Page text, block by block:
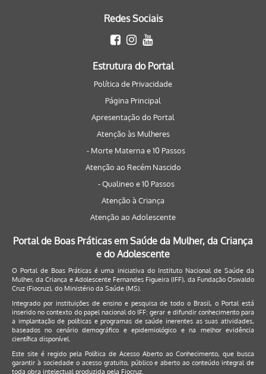
Redes Sociais
Estrutura do Portal
Política de Privacidade
Página Principal
Apresentação do Portal
Atenção às Mulheres
- Morte Materna e 10 Passos
Atenção ao Recém Nascido
- Qualineo e 10 Passos
Atenção à Criança
Atenção ao Adolescente
Portal de Boas Práticas em Saúde da Mulher, da Criança
e do Adolescente
O Portal de Boas Práticas é uma iniciativa do Instituto Nacional de Saúde da
Mulher, da Criança e Adolescente Fernandes Figueira (IFF), da Fundação Oswaldo
Cruz (Fiocruz), do Ministério da Saúde (MS).
Integrado por instituições de ensino e pesquisa de todo o Brasil, o Portal está
inserido no contexto do papel nacional do IFF: gerar e difundir conhecimento para
a implantação de políticas e programas de saúde inerentes as suas atividades,
baseados no cenário demográfico e epidemiológico e na melhor evidência
científica disponível.
Este site é regido pela Política de Acesso Aberto ao Conhecimento, que busca
garantir à sociedade o acesso gratuito, público e aberto ao conteúdo integral de
toda obra intelectual produzida pela Fiocruz.